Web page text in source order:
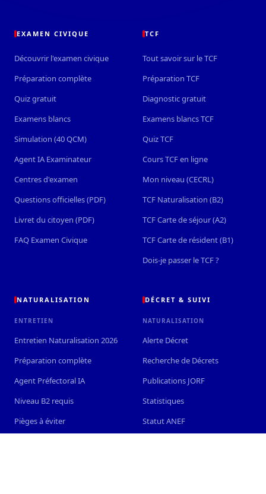
EXAMEN CIVIQUE
Découvrir l'examen civique
Préparation complète
Quiz gratuit
Examens blancs
Simulation (40 QCM)
Agent IA Examinateur
Centres d'examen
Questions officielles (PDF)
Livret du citoyen (PDF)
FAQ Examen Civique
TCF
Tout savoir sur le TCF
Préparation TCF
Diagnostic gratuit
Examens blancs TCF
Quiz TCF
Cours TCF en ligne
Mon niveau (CECRL)
TCF Naturalisation (B2)
TCF Carte de séjour (A2)
TCF Carte de résident (B1)
Dois-je passer le TCF ?
NATURALISATION
ENTRETIEN
Entretien Naturalisation 2026
Préparation complète
Agent Préfectoral IA
Niveau B2 requis
Pièges à éviter
DÉCRET & SUIVI
NATURALISATION
Alerte Décret
Recherche de Décrets
Publications JORF
Statistiques
Statut ANEF